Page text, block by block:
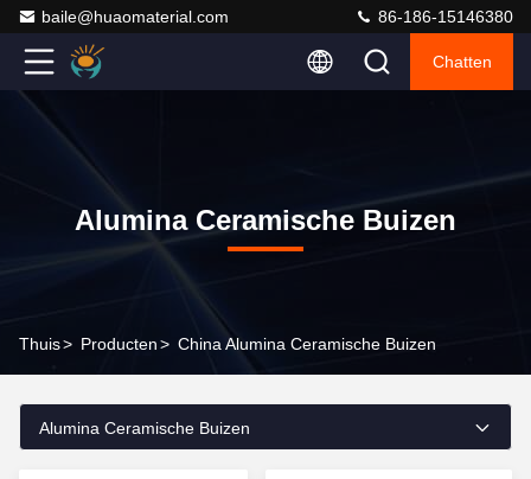
baile@huaomaterial.com 86-186-15146380
Chatten
Alumina Ceramische Buizen
Thuis> Producten> China Alumina Ceramische Buizen
Alumina Ceramische Buizen